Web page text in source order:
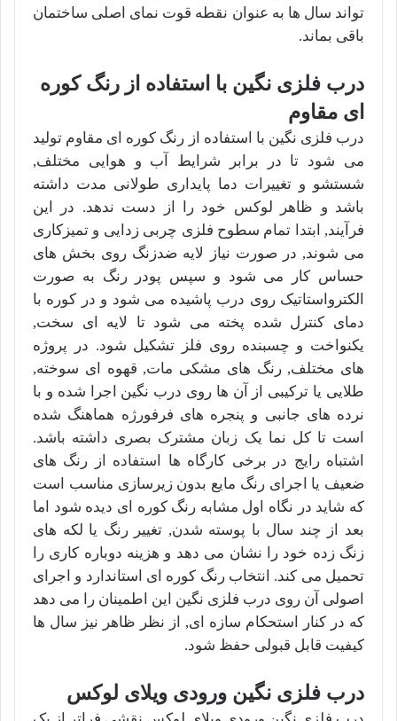
تواند سال ها به عنوان نقطه قوت نمای اصلی ساختمان
باقی بماند.
درب فلزی نگین با استفاده از رنگ کوره
ای مقاوم
درب فلزی نگین با استفاده از رنگ کوره ای مقاوم تولید
می شود تا در برابر شرایط آب و هوایی مختلف,
شستشو و تغییرات دما پایداری طولانی مدت داشته
باشد و ظاهر لوکس خود را از دست ندهد. در این
فرآیند, ابتدا تمام سطوح فلزی چربی زدایی و تمیزکاری
می شوند, در صورت نیاز لایه ضدزنگ روی بخش های
حساس کار می شود و سپس پودر رنگ به صورت
الکترواستاتیک روی درب پاشیده می شود و در کوره با
دمای کنترل شده پخته می شود تا لایه ای سخت,
یکنواخت و چسبنده روی فلز تشکیل شود. در پروژه
های مختلف, رنگ های مشکی مات, قهوه ای سوخته,
طلایی یا ترکیبی از آن ها روی درب نگین اجرا شده و با
نرده های جانبی و پنجره های فرفورژه هماهنگ شده
است تا کل نما یک زبان مشترک بصری داشته باشد.
اشتباه رایج در برخی کارگاه ها استفاده از رنگ های
ضعیف یا اجرای رنگ مایع بدون زیرسازی مناسب است
که شاید در نگاه اول مشابه رنگ کوره ای دیده شود اما
بعد از چند سال با پوسته شدن, تغییر رنگ یا لکه های
زنگ زده خود را نشان می دهد و هزینه دوباره کاری را
تحمیل می کند. انتخاب رنگ کوره ای استاندارد و اجرای
اصولی آن روی درب فلزی نگین این اطمینان را می دهد
که در کنار استحکام سازه ای, از نظر ظاهر نیز سال ها
کیفیت قابل قبولی حفظ شود.
درب فلزی نگین ورودی ویلای لوکس